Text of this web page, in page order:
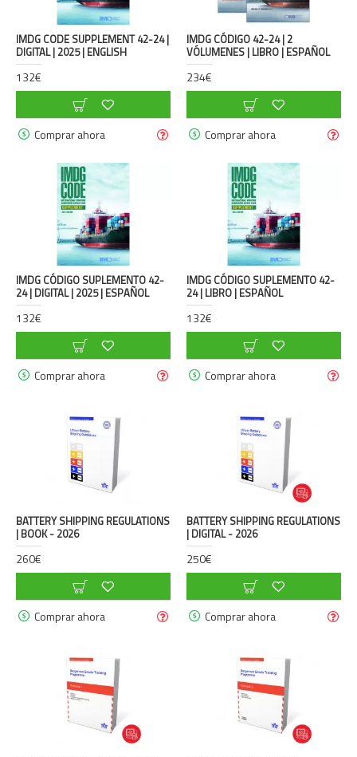
IMDG CODE SUPPLEMENT 42-24 |
DIGITAL | 2025 | ENGLISH
132€
Comprar ahora
IMDG CÓDIGO 42-24 | 2
VÓLUMENES | LIBRO | ESPAÑOL
234€
Comprar ahora
IMDG CÓDIGO SUPLEMENTO 42-
24 | DIGITAL | 2025 | ESPAÑOL
132€
Comprar ahora
IMDG CÓDIGO SUPLEMENTO 42-
24 | LIBRO | ESPAÑOL
132€
Comprar ahora
BATTERY SHIPPING REGULATIONS
| BOOK - 2026
260€
Comprar ahora
BATTERY SHIPPING REGULATIONS
| DIGITAL - 2026
250€
Comprar ahora